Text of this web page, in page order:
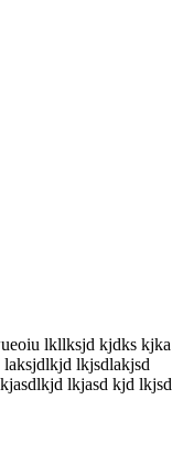
lkllksjd kjdks kjka
lkjsdlakjsd
lkjasd kjd lkjsd